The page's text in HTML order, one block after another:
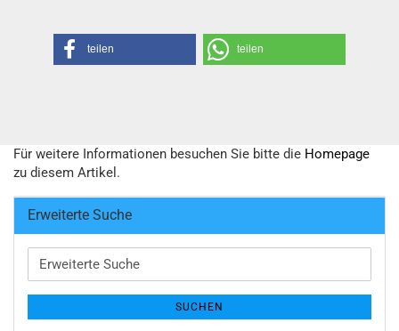
teilen teilen
Für weitere Informationen besuchen Sie bitte die Homepage
zu diesem Artikel.
Erweiterte Suche
Erweiterte
Suche
SUCHEN